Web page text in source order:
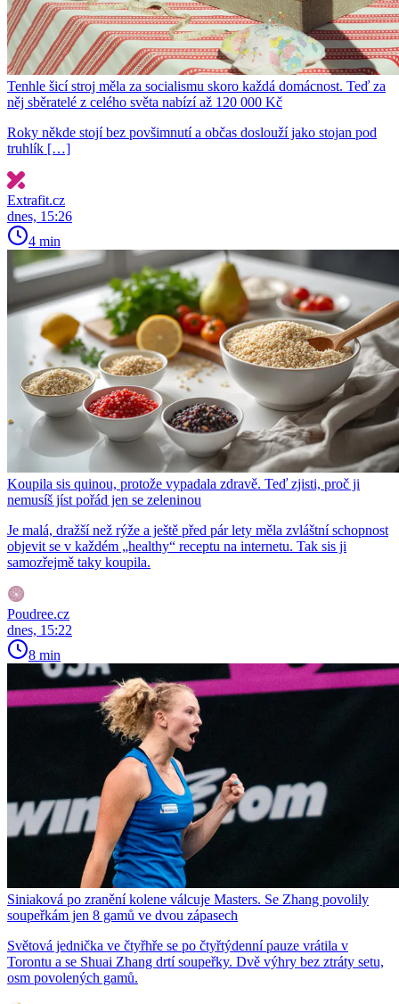
Tenhle šicí stroj měla za socialismu skoro každá domácnost. Teď za
něj sběratelé z celého světa nabízí až 120 000 Kč
Roky někde stojí bez povšimnutí a občas doslouží jako stojan pod
truhlík […]
Extrafit.cz
dnes, 15:26
4 min
Koupila sis quinou, protože vypadala zdravě. Teď zjisti, proč ji
nemusíš jíst pořád jen se zeleninou
Je malá, dražší než rýže a ještě před pár lety měla zvláštní schopnost
objevit se v každém „healthy“ receptu na internetu. Tak sis ji
samozřejmě taky koupila.
Poudree.cz
dnes, 15:22
8 min
Siniaková po zranění kolene válcuje Masters. Se Zhang povolily
soupeřkám jen 8 gamů ve dvou zápasech
Světová jednička ve čtyřhře se po čtyřtýdenní pauze vrátila v
Torontu a se Shuai Zhang drtí soupeřky. Dvě výhry bez ztráty setu,
osm povolených gamů.